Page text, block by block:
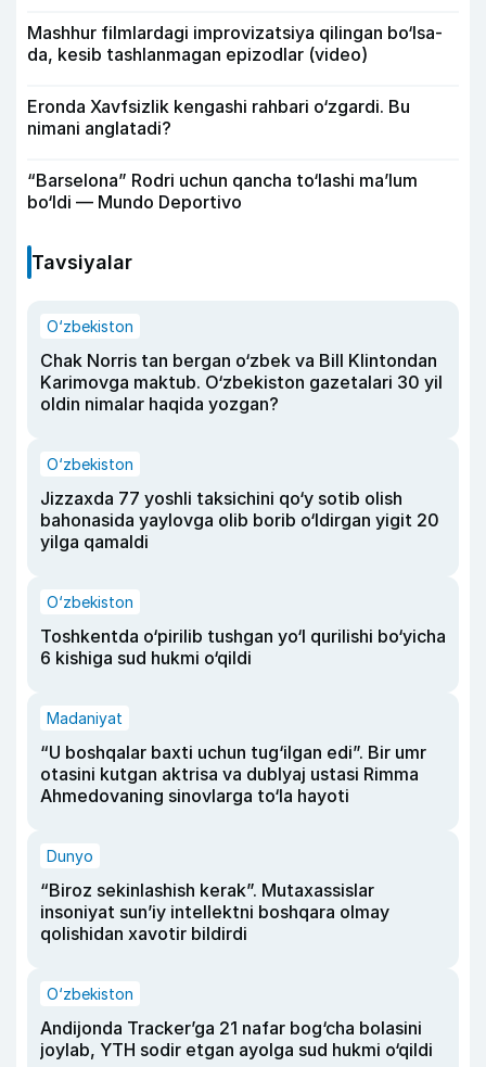
Mashhur filmlardagi improvizatsiya qilingan bo‘lsa-
da, kesib tashlanmagan epizodlar (video)
Eronda Xavfsizlik kengashi rahbari o‘zgardi. Bu
nimani anglatadi?
“Barselona” Rodri uchun qancha to‘lashi ma’lum
bo‘ldi — Mundo Deportivo
Tavsiyalar
O‘zbekiston
Chak Norris tan bergan o‘zbek va Bill Klintondan
Karimovga maktub. O‘zbekiston gazetalari 30 yil
oldin nimalar haqida yozgan?
O‘zbekiston
Jizzaxda 77 yoshli taksichini qo‘y sotib olish
bahonasida yaylovga olib borib o‘ldirgan yigit 20
yilga qamaldi
O‘zbekiston
Toshkentda o‘pirilib tushgan yo‘l qurilishi bo‘yicha
6 kishiga sud hukmi o‘qildi
Madaniyat
“U boshqalar baxti uchun tug‘ilgan edi”. Bir umr
otasini kutgan aktrisa va dublyaj ustasi Rimma
Ahmedovaning sinovlarga to‘la hayoti
Dunyo
“Biroz sekinlashish kerak”. Mutaxassislar
insoniyat sun’iy intellektni boshqara olmay
qolishidan xavotir bildirdi
O‘zbekiston
Andijonda Tracker’ga 21 nafar bog‘cha bolasini
joylab, YTH sodir etgan ayolga sud hukmi o‘qildi